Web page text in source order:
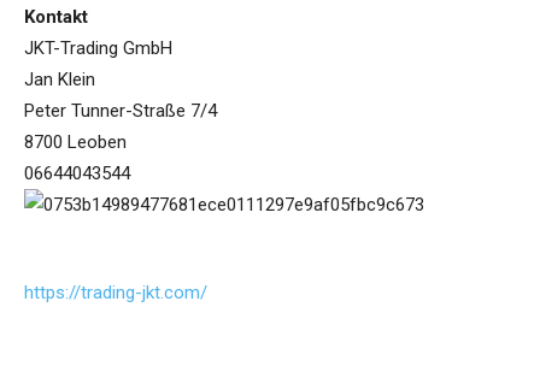
Kontakt
JKT-Trading GmbH
Jan Klein
Peter Tunner-Straße 7/4
8700 Leoben
06644043544
https://trading-jkt.com/